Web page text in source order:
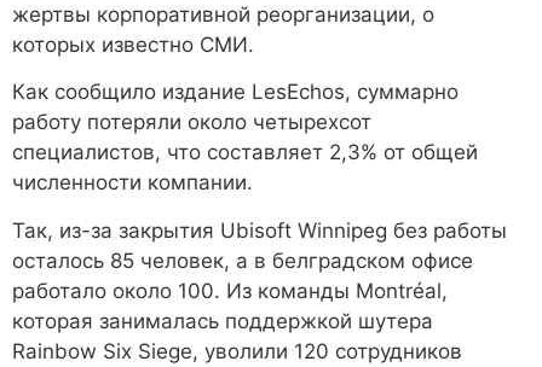
жертвы корпоративной реорганизации, о
которых известно СМИ.
Как сообщило издание LesEchos, суммарно
работу потеряли около четырехсот
специалистов, что составляет 2,3% от общей
численности компании.
Так, из-за закрытия Ubisoft Winnipeg без работы
осталось 85 человек, а в белградском офисе
работало около 100. Из команды Montréal,
которая занималась поддержкой шутера
Rainbow Six Siege, уволили 120 сотрудников